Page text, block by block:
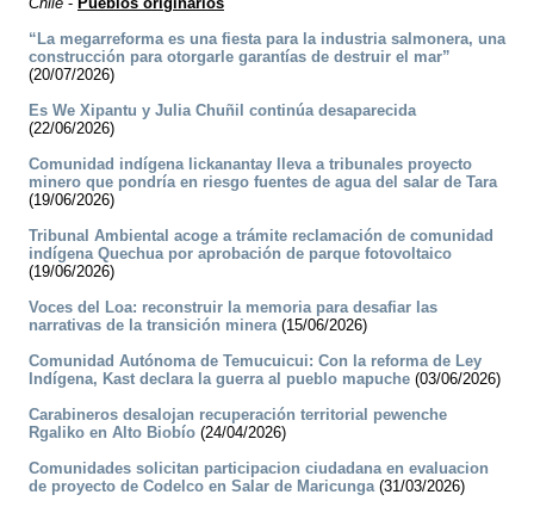
“La megarreforma es una fiesta para la industria salmonera, una
construcción para otorgarle garantías de destruir el mar”
(20/07/2026)
Es We Xipantu y Julia Chuñil continúa desaparecida
(22/06/2026)
Comunidad indígena lickanantay lleva a tribunales proyecto
minero que pondría en riesgo fuentes de agua del salar de Tara
(19/06/2026)
Tribunal Ambiental acoge a trámite reclamación de comunidad
indígena Quechua por aprobación de parque fotovoltaico
(19/06/2026)
Voces del Loa: reconstruir la memoria para desafiar las
narrativas de la transición minera(15/06/2026)
Comunidad Autónoma de Temucuicui: Con la reforma de Ley
Indígena, Kast declara la guerra al pueblo mapuche (03/06/2026)
Carabineros desalojan recuperación territorial pewenche
Rgaliko en Alto Biobío (24/04/2026)
Comunidades solicitan participacion ciudadana en evaluacion
de proyecto de Codelco en Salar de Maricunga(31/03/2026)